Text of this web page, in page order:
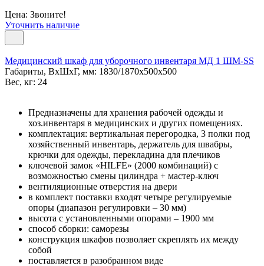
Цена: Звоните!
Уточнить наличие
Медицинский шкаф для уборочного инвентаря МД 1 ШМ-SS
Габариты, ВxШxГ, мм: 1830/1870x500x500
Вес, кг: 24
Предназначены для хранения рабочей одежды и
хоз.инвентаря в медицинских и других помещениях.
комплектация: вертикальная перегородка, 3 полки под
хозяйственный инвентарь, держатель для швабры,
крючки для одежды, перекладина для плечиков
ключевой замок «HILFE» (2000 комбинаций) с
возможностью смены цилиндра + мастер-ключ
вентиляционные отверстия на двери
в комплект поставки входят четыре регулируемые
опоры (диапазон регулировки – 30 мм)
высота с установленными опорами – 1900 мм
способ сборки: саморезы
конструкция шкафов позволяет скреплять их между
собой
поставляется в разобранном виде